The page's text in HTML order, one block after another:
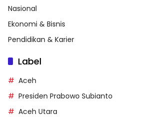
Nasional
Ekonomi & Bisnis
Pendidikan & Karier
Label
Aceh
Presiden Prabowo Subianto
Aceh Utara